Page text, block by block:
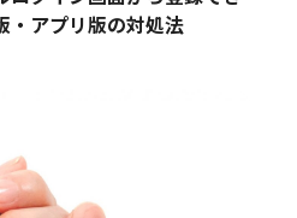
・アプリ版の対処法